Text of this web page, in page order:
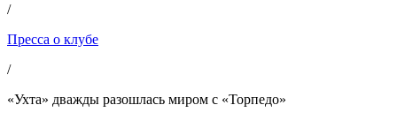
/
Пресса о клубе
/
«Ухта» дважды разошлась миром с «Торпедо»